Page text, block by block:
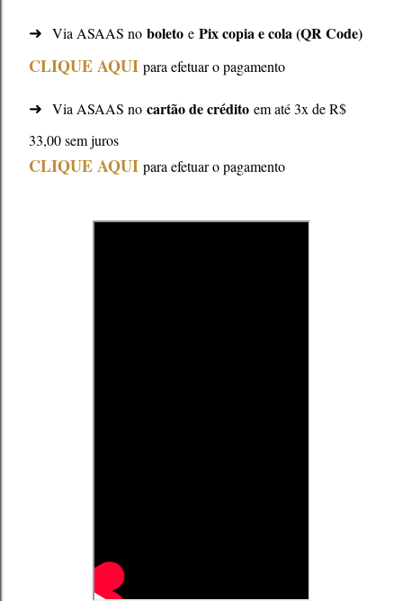
➜ Via ASAAS no boleto e Pix copia e cola (QR Code)
CLIQUE AQUI para efetuar o pagamento
➜ Via ASAAS no cartão de crédito em até 3x de R$
33,00 sem juros
CLIQUE AQUI para efetuar o pagamento